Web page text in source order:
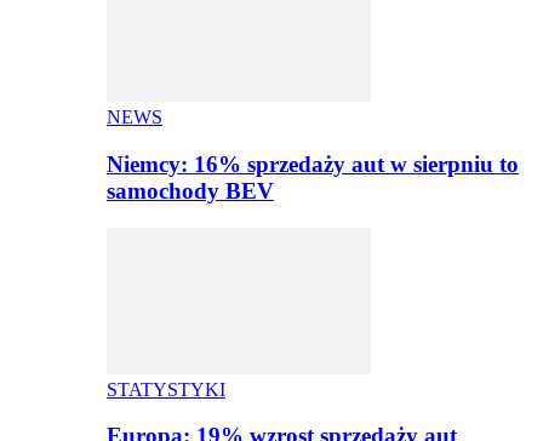
NEWS
Niemcy: 16% sprzedaży aut w sierpniu to
samochody BEV
STATYSTYKI